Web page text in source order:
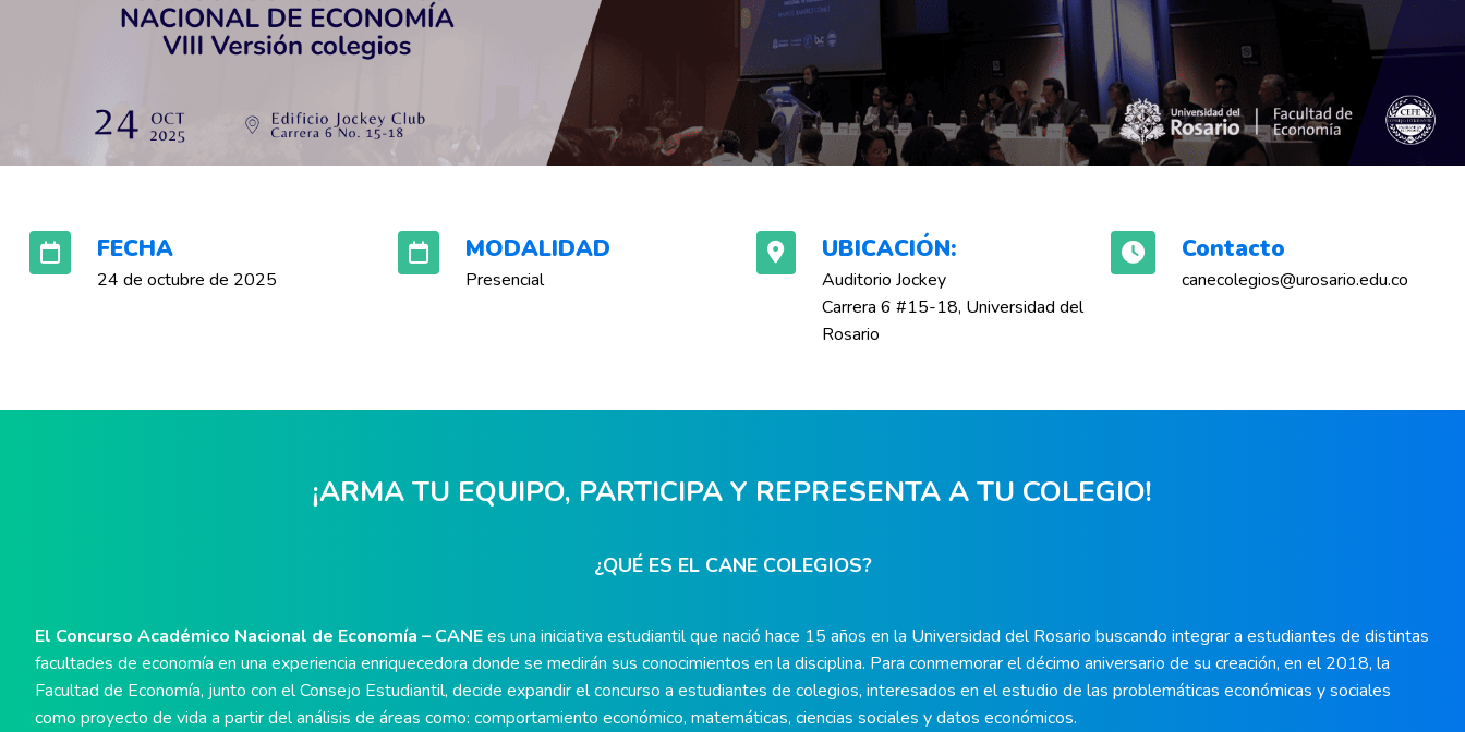
FECHA
24 de octubre de 2025
MODALIDAD
Presencial
UBICACIÓN:
Auditorio Jockey
Carrera 6 #15-18, Universidad del
Rosario
Contacto
canecolegios@urosario.edu.co
¡ARMA TU EQUIPO, PARTICIPA Y REPRESENTA A TU COLEGIO!
¿QUÉ ES EL CANE COLEGIOS?
El Concurso Académico Nacional de Economía – CANEes una iniciativa estudiantil que nació hace 15 años en la Universidad del Rosario buscando integrar a estudiantes de distintas
facultades de economía en una experiencia enriquecedora donde se medirán sus conocimientos en la disciplina. Para conmemorar el décimo aniversario de su creación, en el 2018, la
Facultad de Economía, junto con el Consejo Estudiantil, decide expandir el concurso a estudiantes de colegios, interesados en el estudio de las problemáticas económicas y sociales
como proyecto de vida a partir del análisis de áreas como: comportamiento económico, matemáticas, ciencias sociales y datos económicos.